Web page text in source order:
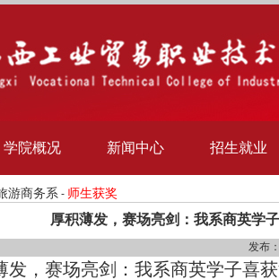
学院概况 新闻中心 招生就业
游商务系 - 师生获奖
厚积薄发，赛场亮剑：我系商英学
发布
发，赛场亮剑：我系商英学子喜